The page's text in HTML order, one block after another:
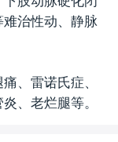
治性动、静脉
、雷诺氏症、
、老烂腿等。